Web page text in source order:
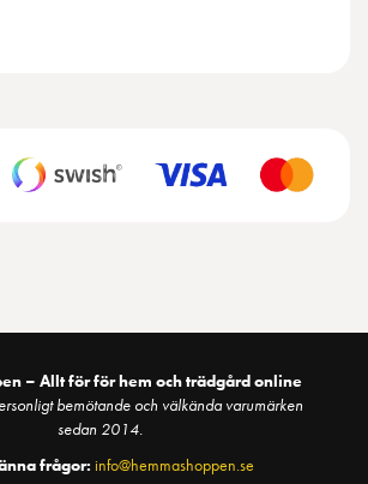
– Allt för för hem och trädgård online
bemötande och välkända varumärken
sedan 2014.
frågor: info@hemmashoppen.se